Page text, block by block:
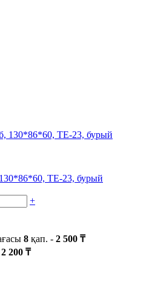
ТЕ-23, бурый
+
8 қап. - 2 500 ₸
2 200 ₸